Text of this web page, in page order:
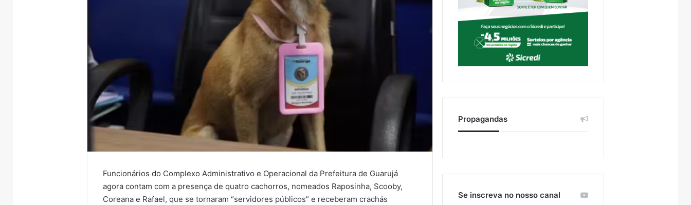
Funcionários do Complexo Administrativo e Operacional da Prefeitura de Guarujá
agora contam com a presença de quatro cachorros, nomeados Raposinha, Scooby,
Coreana e Rafael, que se tornaram “servidores públicos” e receberam crachás
Propagandas
Se inscreva no nosso canal